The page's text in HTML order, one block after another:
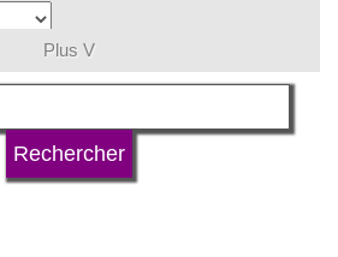
Plus V